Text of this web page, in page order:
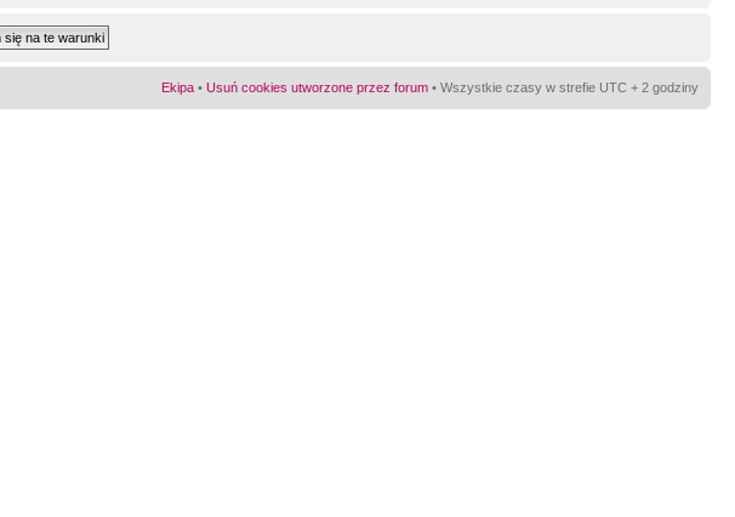
Ekipa • Usuń cookies utworzone przez forum • Wszystkie czasy w strefie UTC + 2 godziny